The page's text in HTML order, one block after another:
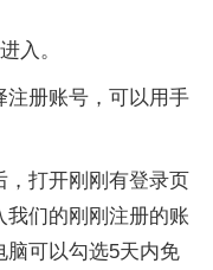
入。
册账号，可以用手
打开刚刚有登录页
们的刚刚注册的账
脑可以勾选5天内免